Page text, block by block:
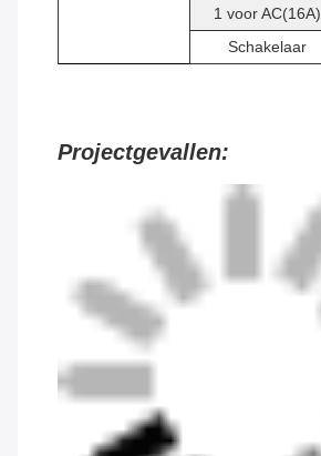
1 voor AC(16A)
Schakelaar
Projectgevallen: